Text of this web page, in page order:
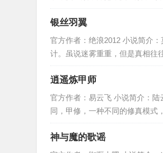
银丝羽翼
官方作者：绝浪2012 小说简介
计。虽说迷雾重重，但是真相往
逍遥炼甲师
官方作者：易云飞 小说简介：
同，甲修，一种不同的修真模式
神与魔的歌谣